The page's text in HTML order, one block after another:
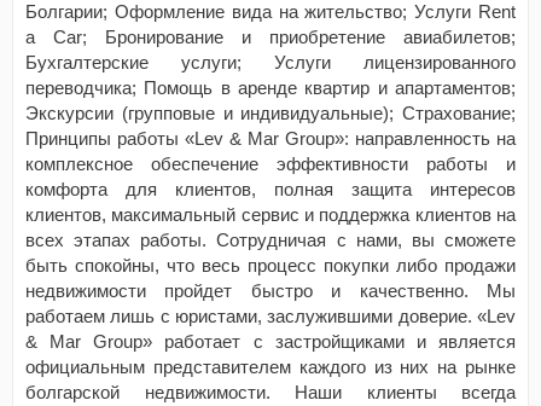
Болгарии; Оформление вида на жительство; Услуги Rent
a Car; Бронирование и приобретение авиабилетов;
Бухгалтерские услуги; Услуги лицензированного
переводчика; Помощь в аренде квартир и апартаментов;
Экскурсии (групповые и индивидуальные); Страхование;
Принципы работы «Lev & Mar Group»: направленность на
комплексное обеспечение эффективности работы и
комфорта для клиентов, полная защита интересов
клиентов, максимальный сервис и поддержка клиентов на
всех этапах работы. Сотрудничая с нами, вы сможете
быть спокойны, что весь процесс покупки либо продажи
недвижимости пройдет быстро и качественно. Мы
работаем лишь с юристами, заслужившими доверие. «Lev
& Mar Group» работает с застройщиками и является
официальным представителем каждого из них на рынке
болгарской недвижимости. Наши клиенты всегда